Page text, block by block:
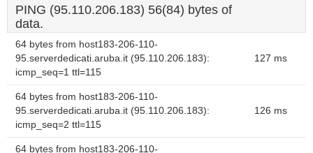
PING (95.110.206.183) 56(84) bytes of
data.
64 bytes from host183-206-110-
95.serverdedicati.aruba.it (95.110.206.183):
icmp_seq=1 ttl=115
127 ms
64 bytes from host183-206-110-
95.serverdedicati.aruba.it (95.110.206.183):
icmp_seq=2 ttl=115
126 ms
64 bytes from host183-206-110-